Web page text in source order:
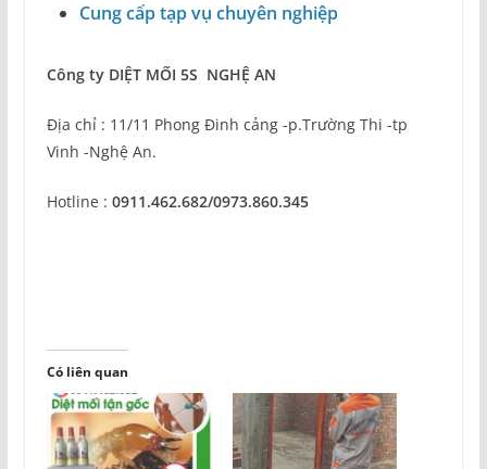
Cung cấp tạp vụ chuyên nghiệp
Công ty DIỆT MỐI 5S NGHỆ AN
Địa chỉ : 11/11 Phong Đinh cảng -p.Trường Thi -tp
Vinh -Nghệ An.
Hotline : 0911.462.682/0973.860.345
Có liên quan